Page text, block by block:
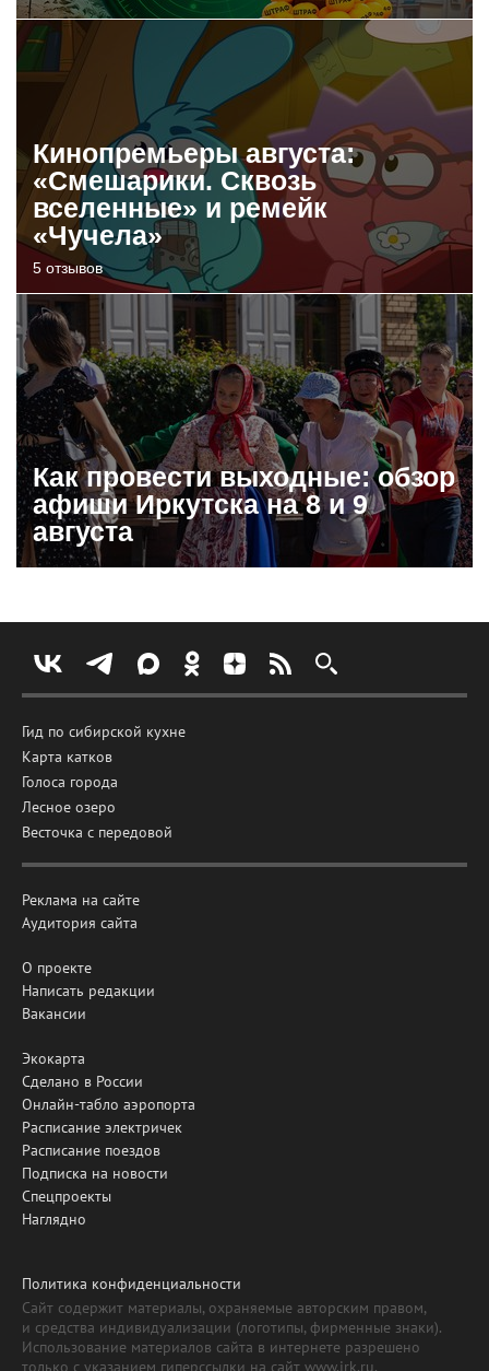
Кинопремьеры августа:
«Смешарики. Сквозь
вселенные» и ремейк
«Чучела»
5 отзывов
Как провести выходные: обзор
афиши Иркутска на 8 и 9
августа
Гид по сибирской кухне
Карта катков
Голоса города
Лесное озеро
Весточка с передовой
Реклама на сайте
Аудитория сайта
О проекте
Написать редакции
Вакансии
Экокарта
Сделано в России
Онлайн-табло аэропорта
Расписание электричек
Расписание поездов
Подписка на новости
Спецпроекты
Наглядно
Политика конфиденциальности
Сайт содержит материалы, охраняемые авторским правом,
и средства индивидуализации (логотипы, фирменные знаки).
Использование материалов сайта в интернете разрешено
только с указанием гиперссылки на сайт www.irk.ru.